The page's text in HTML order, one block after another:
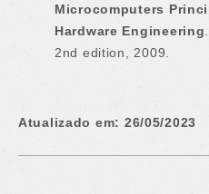
Microcomputers
Hardware Engineering
2nd edition, 2009.
Atualizado em: 26/05/2023